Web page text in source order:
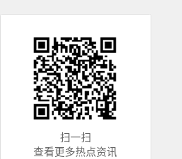
扫一扫
查看更多热点资讯